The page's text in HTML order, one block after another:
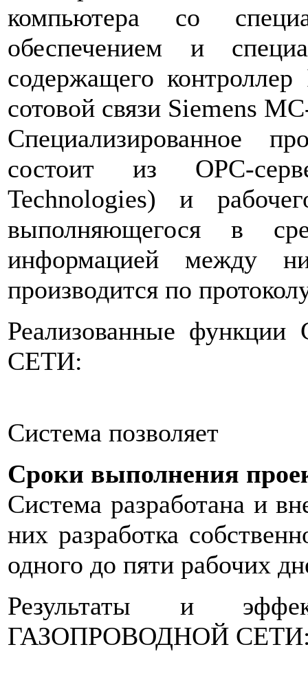
компьютера со
обеспечением и
содержащего
сотовой связи Siemens
Специализированное
состоит из ОРС-
Technologies) и
выполняющегося в
информацией между
производится по
Реализованные
СЕТИ:
Система позволяет
Сроки выполнения
Система разработана и
них разработка
одного до пяти рабочих
Результаты и
ГАЗОПРОВОДНОЙ